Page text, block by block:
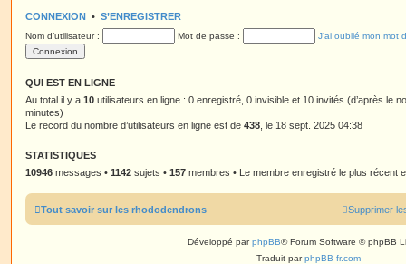
CONNEXION • S’ENREGISTRER
Nom d’utilisateur : Mot de passe : J’ai oublié mon mot
QUI EST EN LIGNE
Au total il y a 10 utilisateurs en ligne : 0 enregistré, 0 invisible et 10 invités (d’après le
minutes)
Le record du nombre d’utilisateurs en ligne est de 438 , le 18 sept. 2025 04:38
STATISTIQUES
10946 messages • 1142 sujets • 157 membres • Le membre enregistré le plus récent
Tout savoir sur les rhododendrons Supprimer
Développé parphpBB® Forum Software © phpBB
Traduit parphpBB-fr.com